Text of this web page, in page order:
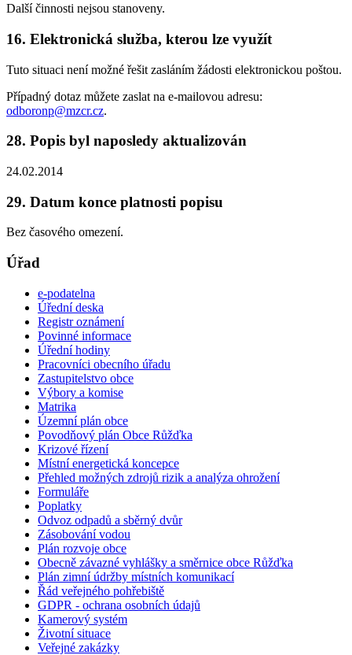
Další činnosti nejsou stanoveny.
16. Elektronická služba, kterou lze využít
Tuto situaci není možné řešit zasláním žádosti elektronickou poštou.
Případný dotaz můžete zaslat na e-mailovou adresu:
odboronp@mzcr.cz.
28. Popis byl naposledy aktualizován
24.02.2014
29. Datum konce platnosti popisu
Bez časového omezení.
Úřad
e-podatelna
Úřední deska
Registr oznámení
Povinné informace
Úřední hodiny
Pracovníci obecního úřadu
Zastupitelstvo obce
Výbory a komise
Matrika
Územní plán obce
Povodňový plán Obce Růžďka
Krizové řízení
Místní energetická koncepce
Přehled možných zdrojů rizik a analýza ohrožení
Formuláře
Poplatky
Odvoz odpadů a sběrný dvůr
Zásobování vodou
Plán rozvoje obce
Obecně závazné vyhlášky a směrnice obce Růžďka
Plán zimní údržby místních komunikací
Řád veřejného pohřebiště
GDPR - ochrana osobních údajů
Kamerový systém
Životní situace
Veřejné zakázky